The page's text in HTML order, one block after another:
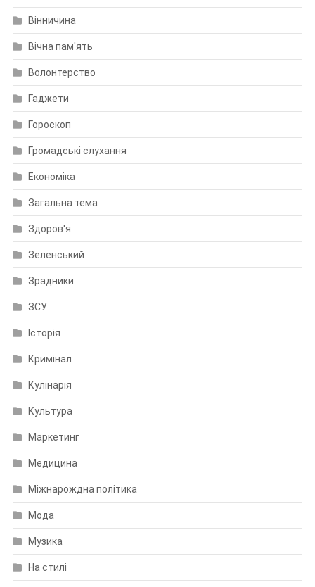
Вінничина
Вічна пам'ять
Волонтерство
Гаджети
Гороскоп
Громадські слухання
Економіка
Загальна тема
Здоров'я
Зеленський
Зрадники
ЗСУ
Історія
Кримінал
Кулінарія
Культура
Маркетинг
Медицина
Міжнарождна політика
Мода
Музика
На стилі